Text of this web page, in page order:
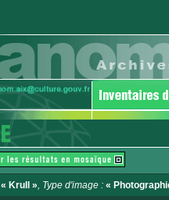
« Krull », Type d'image : «